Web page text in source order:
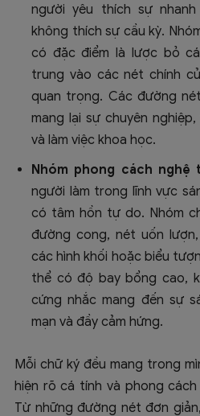
người yêu thích sự
không thích sự cầu kỳ.
có đặc điểm là lược bỏ
trung vào các nét chính
quan trọng. Các đường
mang lại sự chuyên
và làm việc khoa học.
Nhóm phong cách nghệ
người làm trong lĩnh vực
có tâm hồn tự do. Nhóm
đường cong, nét uốn
các hình khối hoặc biểu
thể có độ bay bổng cao,
cứng nhắc mang đến sự
mạn và đầy cảm hứng.
Mỗi chữ ký đều mang trong
hiện rõ cá tính và phong
Từ những đường nét đơn